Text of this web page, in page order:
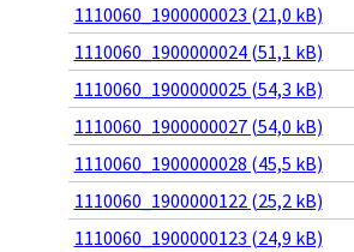
1110060_1900000023 (21,0 kB)
1110060_1900000024 (51,1 kB)
1110060_1900000025 (54,3 kB)
1110060_1900000027 (54,0 kB)
1110060_1900000028 (45,5 kB)
1110060_1900000122 (25,2 kB)
1110060_1900000123 (24,9 kB)